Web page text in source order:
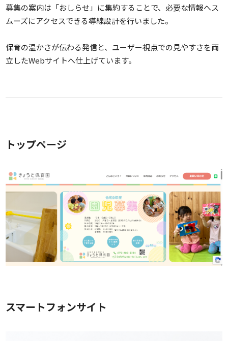
募集の案内は「おしらせ」に集約することで、必要な情報へス
ムーズにアクセスできる導線設計を行いました。
保育の温かさが伝わる発信と、ユーザー視点での見やすさを両
立したWebサイトへ仕上げています。
トップページ
スマートフォンサイト